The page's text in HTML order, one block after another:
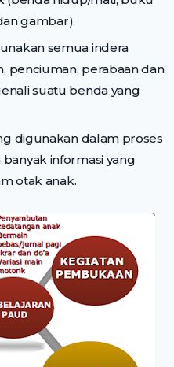
gambar).
semua indera
penciuman, perabaan dan
suatu benda yang
digunakan dalam proses
informasi yang
otak anak.